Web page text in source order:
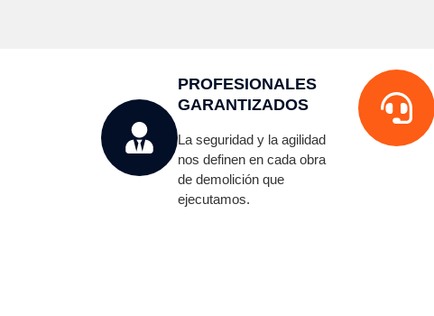
PROFESIONALES
GARANTIZADOS
La seguridad y la agilidad
nos definen en cada obra
de demolición que
ejecutamos.